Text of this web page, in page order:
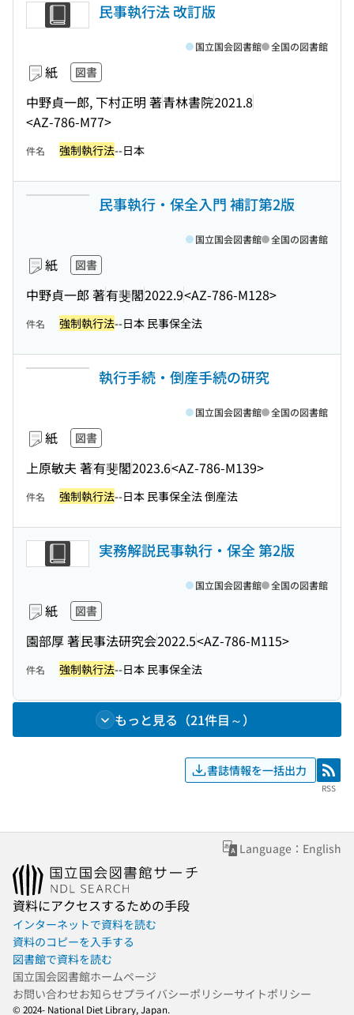
民事執行法 改訂版
紙 図書
中野貞一郎, 下村正明 著青林書院2021.8
<AZ-786-M77>
国立国会図書館 全国の図書館
件名 強制執行法--日本
民事執行・保全入門 補訂第2版
紙 図書
中野貞一郎 著有斐閣2022.9<AZ-786-M128>
国立国会図書館 全国の図書館
件名 強制執行法--日本 民事保全法
執行手続・倒産手続の研究
紙 図書
上原敏夫 著有斐閣2023.6<AZ-786-M139>
国立国会図書館 全国の図書館
件名 強制執行法--日本 民事保全法 倒産法
実務解説民事執行・保全 第2版
紙 図書
園部厚 著民事法研究会2022.5<AZ-786-M115>
国立国会図書館 全国の図書館
件名 強制執行法--日本 民事保全法
もっと見る（21件目～）
書誌情報を一括出力 RSS
RSS
Language：English
資料にアクセスするための手段
インターネットで資料を読む
資料のコピーを入手する
図書館で資料を読む
国立国会図書館ホームページ
お問い合わせお知らせプライバシーポリシーサイトポリシー
© 2024- National Diet Library, Japan.